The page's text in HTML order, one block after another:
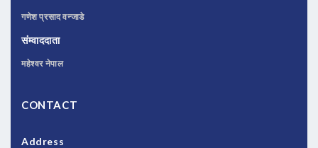
गणेश प्रसाद वन्जाडे
संम्वाददाता
महेश्वर नेपाल
CONTACT
Address